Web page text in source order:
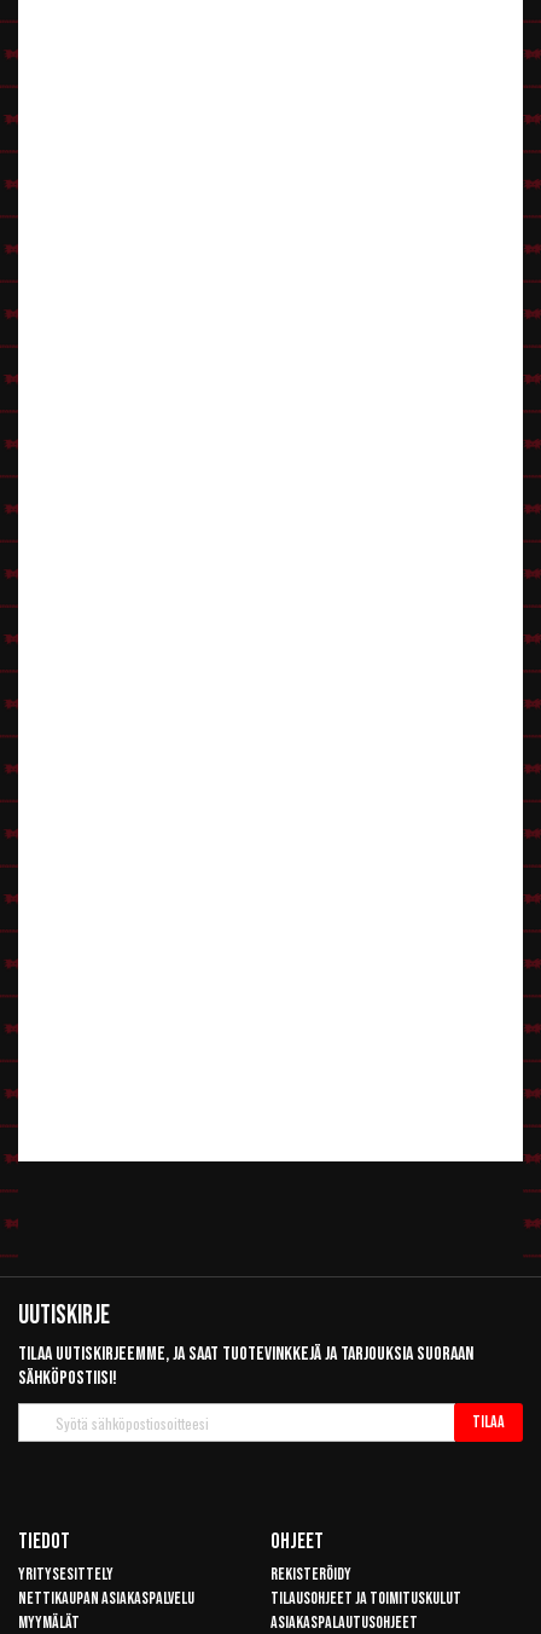
Uutiskirje
Tilaa uutiskirjeemme, ja saat tuotevinkkejä ja tarjouksia suoraan
sähköpostiisi!
uutiskirje
Tilaa
Tiedot
Yritysesittely
Nettikaupan asiakaspalvelu
Myymälät
Ohjeet
Rekisteröidy
Tilausohjeet ja toimituskulut
Asiakaspalautusohjeet